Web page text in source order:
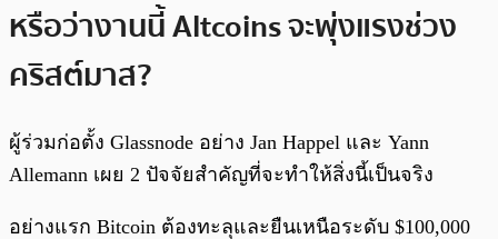
หรือว่างานนี้ Altcoins จะพุ่งแรงช่วง
คริสต์มาส?
ผู้ร่วมก่อตั้ง Glassnode อย่าง Jan Happel และ Yann
Allemann เผย 2 ปัจจัยสำคัญที่จะทำให้สิ่งนี้เป็นจริง
อย่างแรก Bitcoin ต้องทะลุและยืนเหนือระดับ $100,000